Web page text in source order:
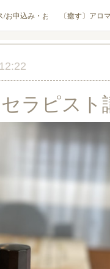
/お申込み・お問合せ〔癒す〕アロ
コース
〔学ぶ〕トリートメント実技
® HAMMOCK SAUNA® アカデ
® 厚木校
ラピスト